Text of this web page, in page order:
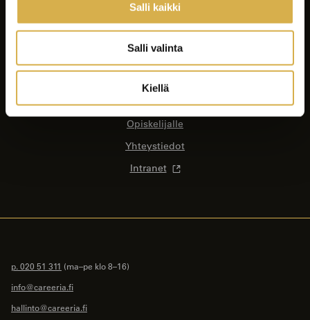
Salli kaikki
Salli valinta
Kiellä
Koulutukset
Yrityksille ja yhteisöille
Ajankohtaista
Opiskelijalle
Yhteystiedot
Intranet
p. 020 51 311 (ma–pe klo 8–16)
info@careeria.fi
hallinto@careeria.fi